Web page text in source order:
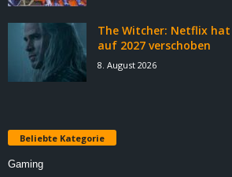
The Witcher: Netflix
auf 2027 verschoben
8. August 2026
Beliebte Kategorie
Gaming